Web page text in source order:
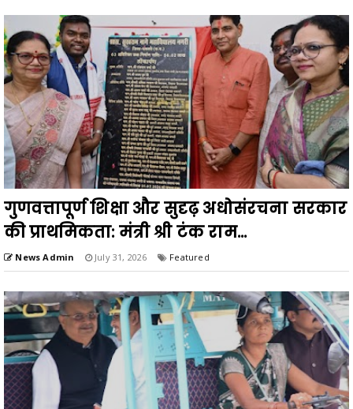
गुणवत्तापूर्ण शिक्षा और सुदृढ़ अधोसंरचना सरकार
की प्राथमिकता: मंत्री श्री टंक राम...
News Admin July 31, 2026 Featured